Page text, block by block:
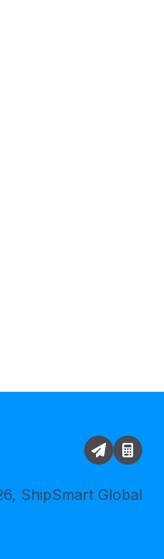
ShipSmart Global